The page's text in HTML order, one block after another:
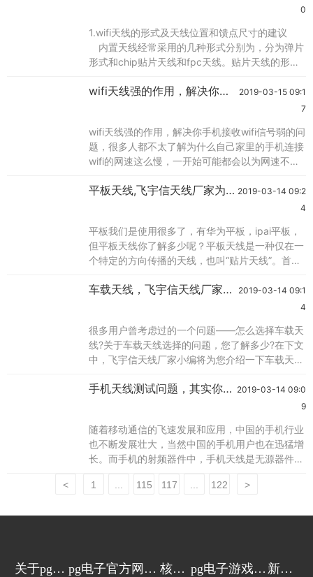
层陶瓷叠压对位再以高温烧结，所以天线的金属导
一来可以有效缩小天线尺寸，并能达到隐藏天线的
目的。由于陶瓷本身介电常数较pcb电路板高，所
0
1.wifi天线的形式及天线位置和馈点尺寸的建议
内置天线经常采用的几种形式分别为，分为弹片
形式和chip贴片天线和fpc天线。贴片天线的形式
根据具体规格的天线也是固定的。另外根据特定型
号的天线有相关的天线周围净空的要求和设备尺寸
我们建议客户采用pifa天线作为wifi天线的形式，
根据我们的经验，pifa天线
wifi天线强的作用，解决你手
2019-03-15 09:1
7
wifi天线强的作用，解决你手机接收wifi信号弱的问
题，很多人都不太了解为什么自己家里的手机连接
wifi的网速这么慢，一开始可能都会以为网速不够
最后把无线路由器也给换了。其实无线路由器有个
般wifi用sma和tnc的主要用在路由器上，但是2.4g
的无线监控设备上
平板天线,飞宇信天线厂家为
2019-03-14 09:2
4
平板我们是使用很多了，有华为平板，ipai平板，
但平板天线你了解多少呢？平板天线是一种仅在一
个特定的方向传播的天线，也叫“贴片天线”。首先
1、首先要把平板天线指向正南,如果你的正南方向
是水平极化的,还是垂直极化的。如果接收的是垂
直极化的信号,那么就请你将平板天线面设置
车载天线，飞宇信天线厂家车
2019-03-14 09:1
4
很多用户曾考虑过的一个问题——怎么选择车载天
线?关于车载天线选择的问题，您了解多少?在下文
中，飞宇信天线厂家小编将为您介绍一下车载天线
天线是根据汽车的使用环境的不同而设计的，所以
于进口原装车载的天线价格都非常昂贵而且优势并
不突出，因此一般车主的都使用国产的车载天线。
在
手机天线测试问题，其实你也 2019-03-14 09:0
9
随着移动通信的飞速发展和应用，中国的手机行业
也不断发展壮大，当然中国的手机用户也在迅猛增
长。而手机的射频器件中，手机天线是无源器件，
件，它的特殊性和重要性必然要求其研发过程对天
正常用。现在飞宇信天线厂家作为有多年天线生产
微
< 1 ... 115 117 ... 122 >
关于pg电 pg电子官方网站 核心 pg电子游戏的 新闻